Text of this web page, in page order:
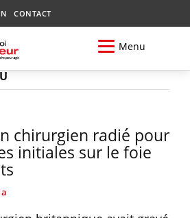
CONTACT
Menu
chirurgien radié pour
initiales sur le foie